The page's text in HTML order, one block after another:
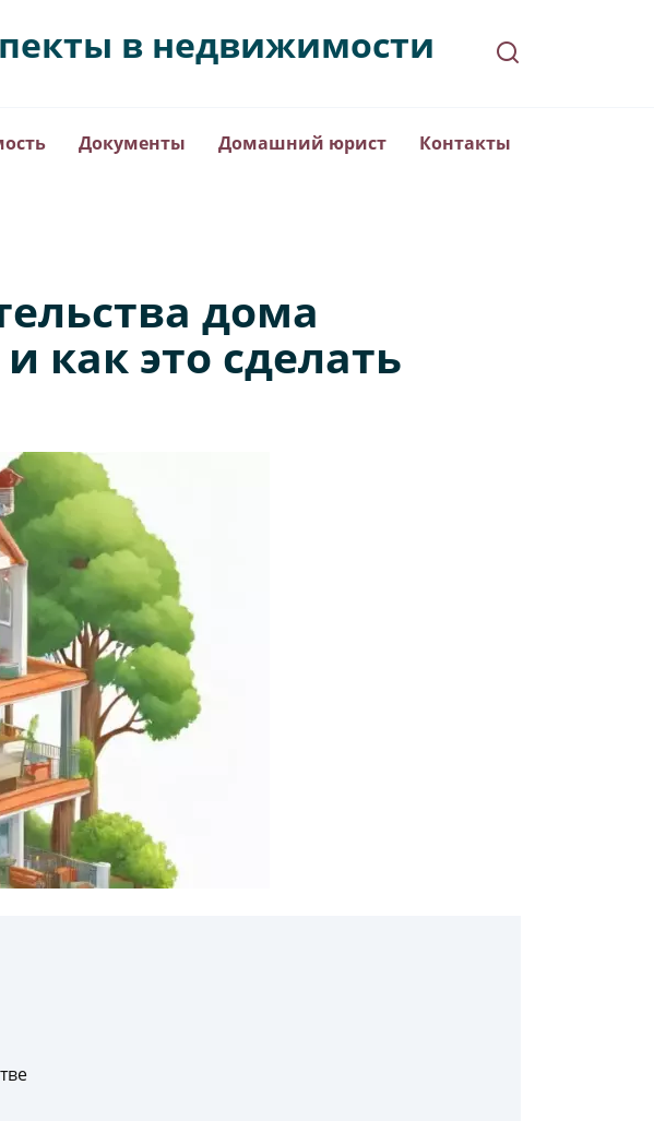
в недвижимости
Документы Домашний юрист Контакты
дома
как это сделать